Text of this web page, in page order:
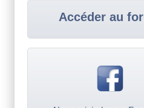
Accéder au